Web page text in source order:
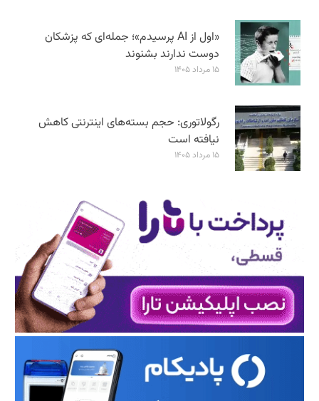
«اول از AI پرسیدم»؛ جمله‌ای که پزشکان
دوست ندارند بشنوند
۱۵ مرداد ۱۴۰۵
رگولاتوری: حجم بسته‌های اینترنتی کاهش
نیافته است
۱۵ مرداد ۱۴۰۵